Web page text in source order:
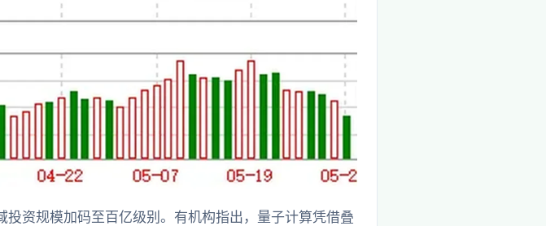
投资规模加码至百亿级别。有机构指出，量子计算凭借叠